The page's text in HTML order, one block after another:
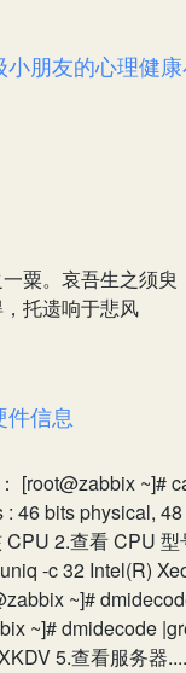
朋友的心理健康
粟。哀吾生之须
托遗响于悲风
件信息
[root@zabbix ~]#
46 bits physical,
2.查看 CPU
-c 32 Intel(R)
~]#
~]# dmidecode
5.查看服务器....